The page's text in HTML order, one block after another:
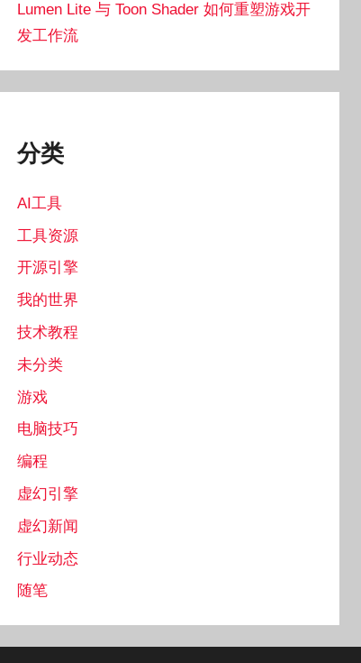
Lumen Lite 与 Toon Shader 如何重塑游戏开
发工作流
分类
AI工具
工具资源
开源引擎
我的世界
技术教程
未分类
游戏
电脑技巧
编程
虚幻引擎
虚幻新闻
行业动态
随笔